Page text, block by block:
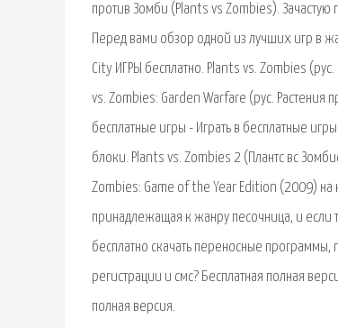
против Зомби (Plants vs Zombies).
Перед вами обзор одной из лучших игр в
City ИГРЫ бесплатно. Plants vs. Zombies
vs. Zombies: Garden Warfare (рус. Растения
бесплатные игры - Играть в бесплатные
блоки. Plants vs. Zombies 2 (Плантс вс
Zombies: Game of the Year Edition (2009) на
принадлежащая к жанру песочница, и если
бесплатно скачать переносные программы,
регистрации и смс? Бесплатная полная
полная версия.